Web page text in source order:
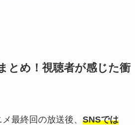
とめ！視聴者が感じた衝
最終回の放送後、 SNSでは